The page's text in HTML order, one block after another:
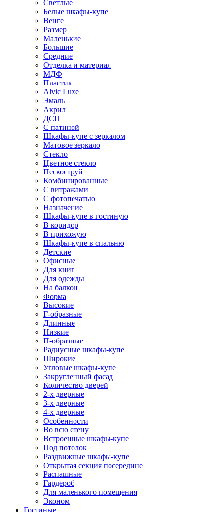
Светлые
Белые шкафы-купе
Венге
Размер
Маленькие
Большие
Средние
Отделка и материал
МДФ
Пластик
Alvic Luxe
Эмаль
Акрил
ДСП
С патиной
Шкафы-купе с зеркалом
Матовое зеркало
Стекло
Цветное стекло
Пескоструй
Комбинированные
С витражами
С фотопечатью
Назначение
Шкафы-купе в гостиную
В коридор
В прихожую
Шкафы-купе в спальню
Детские
Офисные
Для книг
Для одежды
На балкон
Форма
Высокие
Г-образные
Длинные
Низкие
П-образные
Радиусные шкафы-купе
Широкие
Угловые шкафы-купе
Закругленный фасад
Количество дверей
2-х дверные
3-х дверные
4-х дверные
Особенности
Во всю стену
Встроенные шкафы-купе
Под потолок
Раздвижные шкафы-купе
Открытая секция посередине
Распашные
Гардероб
Для маленького помещения
Эконом
Гостиные